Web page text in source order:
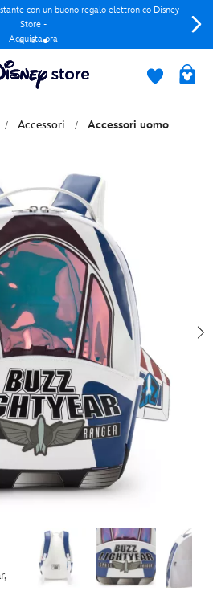
con un buono regalo elettronico Disney
Store -
Acquista ora
Accessori Accessori uomo